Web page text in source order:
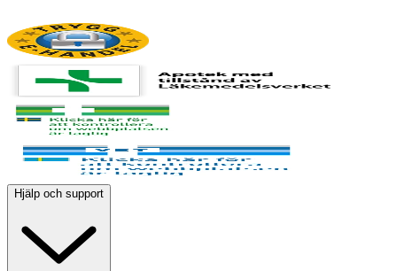
Hjälp och support